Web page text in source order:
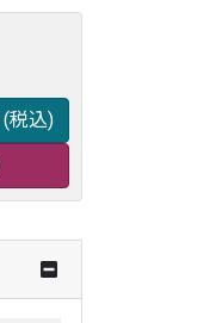
(税込)